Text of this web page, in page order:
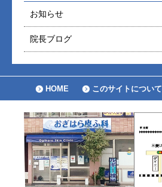
お知らせ
院長ブログ
HOME このサイトについて